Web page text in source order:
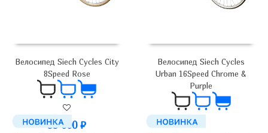
Велосипед Siech Cycles City
8Speed Rose
99 000₽
Велосипед Siech Cycles
Urban 16Speed Chrome &
Purple